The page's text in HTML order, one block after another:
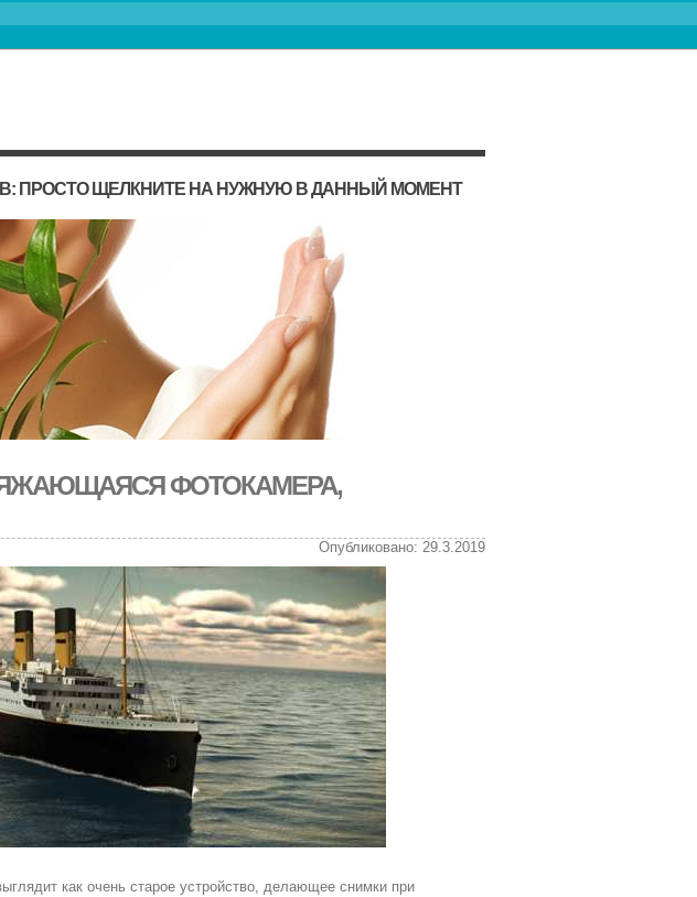
ПРОСТО ЩЕЛКНИТЕ НА НУЖНУЮ В ДАННЫЙ МОМЕНТ
ФОТОКАМЕРА,
Опубликовано: 29.3.2019
как очень старое устройство, делающее снимки при